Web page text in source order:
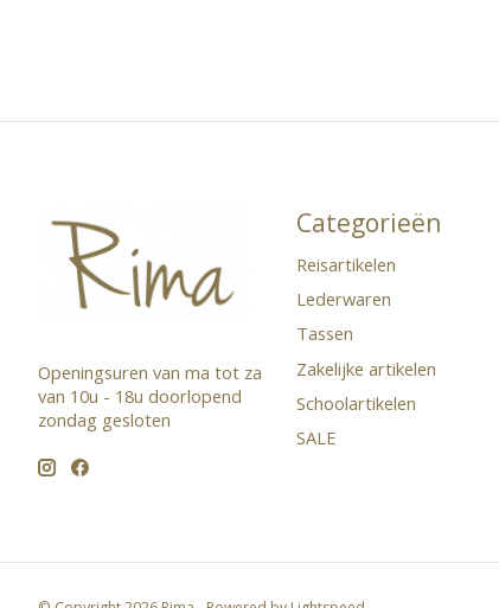
Openingsuren van ma tot za
van 10u - 18u doorlopend ​
zondag gesloten
Categorieën
Reisartikelen
Lederwaren
Tassen
Zakelijke artikelen
Schoolartikelen
SALE